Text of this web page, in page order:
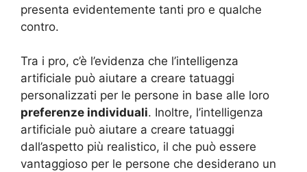
presenta evidentemente tanti pro e qualche
contro.
Tra i pro, c’è l’evidenza che l’intelligenza
artificiale può aiutare a creare tatuaggi
personalizzati per le persone in base alle loro
preferenze individuali. Inoltre, l’intelligenza
artificiale può aiutare a creare tatuaggi
dall’aspetto più realistico, il che può essere
vantaggioso per le persone che desiderano un